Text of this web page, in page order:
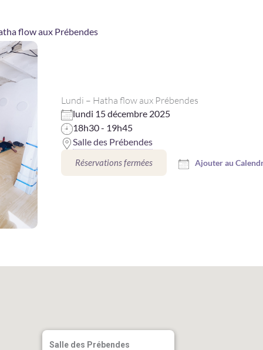
flow aux Prébendes
Lundi – Hatha flow aux Prébendes
lundi 15 décembre 2025
18h30 - 19h45
Salle des Prébendes
Réservations fermées
Ajouter au
Salle des Prébendes